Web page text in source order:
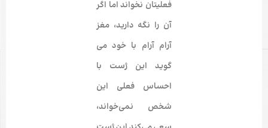
فعلیتان نخواند اما اگر
آن را نگه دارید، مغز
آرام آرام با خود می­‌
گوید این ژست با
احساس فعلی این
شخص نمی­‌خواند،